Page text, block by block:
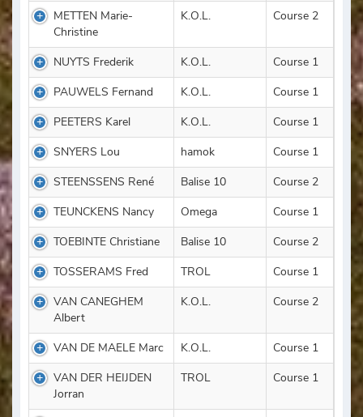
METTEN Marie-
Christine
K.O.L. Course 2
NUYTS Frederik K.O.L.
Course 1
PAUWELS Fernand
K.O.L.
Course 1
PEETERS Karel
K.O.L.
Course 1
SNYERS Lou
hamok
Course 1
STEENSSENS René
Balise 10
Course 2
TEUNCKENS Nancy
Omega
Course 1
TOEBINTE Christiane
Balise 10
Course 2
TOSSERAMS Fred
TROL
Course 1
VAN CANEGHEM
Albert
K.O.L. Course 2
VAN DE MAELE Marc K.O.L.
Course 1
VAN DER HEIJDEN
Jorran
TROL Course 1